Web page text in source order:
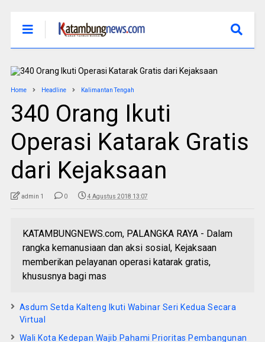
Home Headline Kalimantan Tengah
340 Orang Ikuti
Operasi Katarak Gratis
dari Kejaksaan
admin 1 0 4 Agustus 2018 13:07
KATAMBUNGNEWS.com, PALANGKA RAYA - Dalam
rangka kemanusiaan dan aksi sosial, Kejaksaan
memberikan pelayanan operasi katarak gratis,
khususnya bagi mas
Asdum Setda Kalteng Ikuti Wabinar Seri Kedua Secara
Virtual
Wali Kota Kedepan Wajib Pahami Prioritas Pembangunan